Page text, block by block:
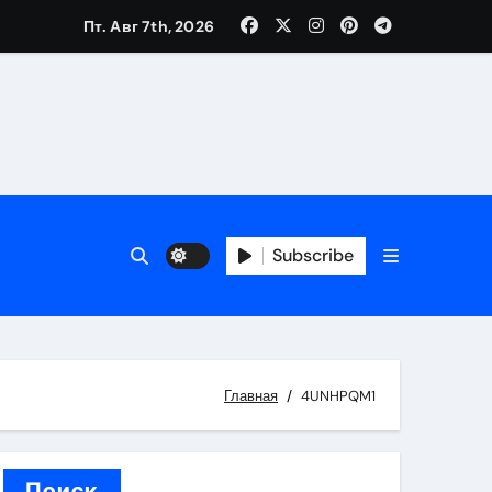
ресниц и депиляции
и обустройства мест отдыха
Пт. Авг 7th, 2026
Subscribe
Главная 4UNHPQM1